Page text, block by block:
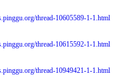
thread-10605589-1-1.html
thread-10615592-1-1.html
thread-10949421-1-1.html